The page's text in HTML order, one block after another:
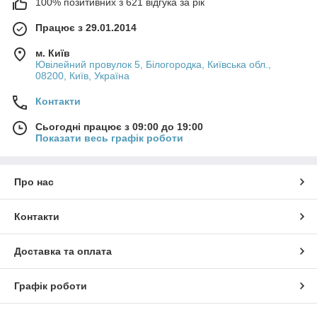
ТЕЛЕФОНУ
Щодня смартфон проходить десятки “випробувань”: тереться
об стіл, вислизає з рук, лежить поряд із ключами чи
металевими предметами. Один необережний рух — і на
Якісний чохол захищає:
корпус та кути при падінні;
Він не просто продовжує термін служби смартфона, а робить
його використання безпечним та приємним.
Працює з 29.01.2014
м. Київ
Ювілейний провулок 5, Білогородка, Київська обл.,
08200, Київ, Україна
Контакти
Сьогодні працює з 09:00 до 19:00
Показати весь графік роботи
Про нас
Контакти
Доставка та оплата
Графік роботи